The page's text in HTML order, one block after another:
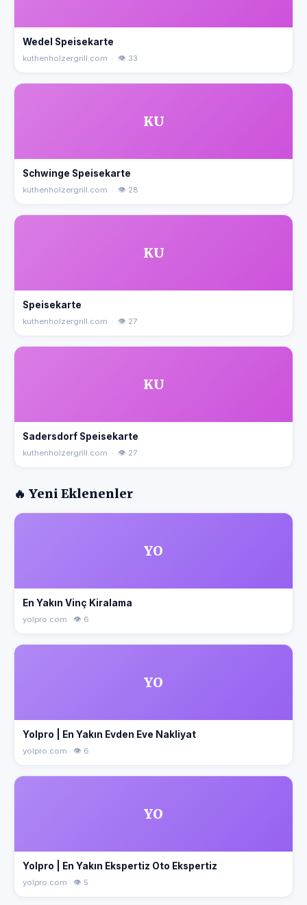
Wedel Speisekarte
kuthenholzergrill.com · 👁 33
KU
Schwinge Speisekarte
kuthenholzergrill.com · 👁 28
KU
Speisekarte
kuthenholzergrill.com · 👁 27
KU
Sadersdorf Speisekarte
kuthenholzergrill.com · 👁 27
🔥 Yeni Eklenenler
YO
En Yakın Vinç Kiralama
yolpro.com · 👁 6
YO
Yolpro | En Yakın Evden Eve Nakliyat
yolpro.com · 👁 6
YO
Yolpro | En Yakın Ekspertiz Oto Ekspertiz
yolpro.com · 👁 5